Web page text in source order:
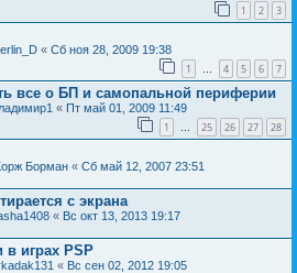
1 2 3
« Сб ноя 28, 2009 19:38
1 … 4 5 6 7
все о БП и самопальной периферии
« Пт май 01, 2009 11:49
1 … 25 26 27 28
Борман « Сб май 12, 2007 23:51
с экрана
« Вс окт 13, 2013 19:17
в играх PSP
« Вс сен 02, 2012 19:05